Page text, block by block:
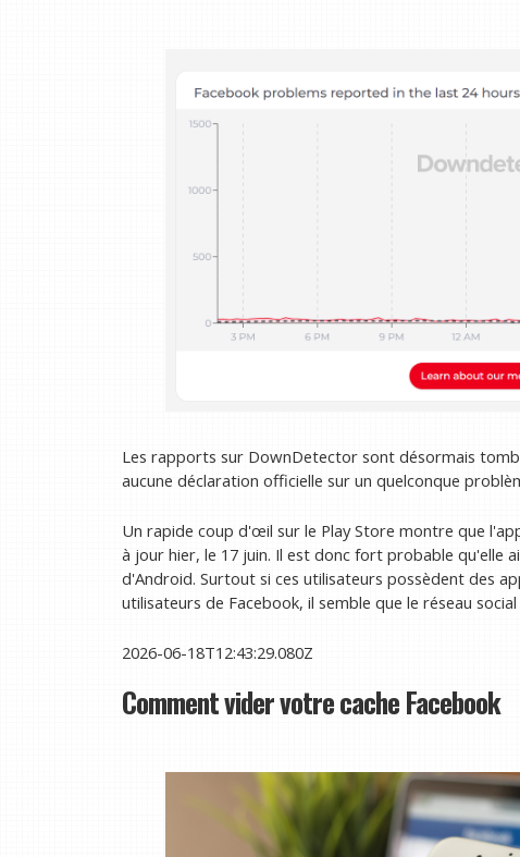
Les rapports sur DownDetector sont désormais
aucune déclaration officielle sur un quelconque
Un rapide coup d'œil sur le Play Store montre que
à jour hier, le 17 juin. Il est donc fort probable qu'elle
d'Android. Surtout si ces utilisateurs possèdent des
utilisateurs de Facebook, il semble que le réseau
2026-06-18T12:43:29.080Z
Comment vider votre cache Facebook